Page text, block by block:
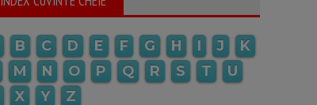
B C D E F G H I J
K
M N O P Q R S T
U
X Y Z